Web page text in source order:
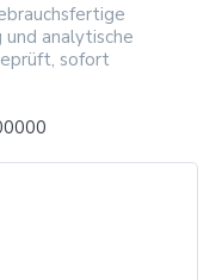
analytische
sofort